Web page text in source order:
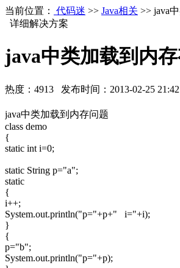
当前位置： 代码迷 >> Java相关 >> java
详细解决方案
java中类加载到内
热度： 4913 发布时间： 2013-02-25
java中类加载到内存问题
class demo
{
static int i=0;
static String p="a";
static
{
i++;
System.out.println("p="+p+" i="+i);
}
{
p="b";
System.out.println("p="+p);